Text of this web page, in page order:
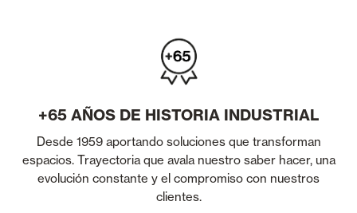
+65 AÑOS DE HISTORIA INDUSTRIAL
Desde 1959 aportando soluciones que transforman
espacios. Trayectoria que avala nuestro saber hacer, una
evolución constante y el compromiso con nuestros
clientes.